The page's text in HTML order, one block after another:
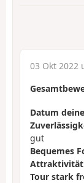
03 Okt 2022
Datum
gut
Bequemes
Attraktivität
Tour stark